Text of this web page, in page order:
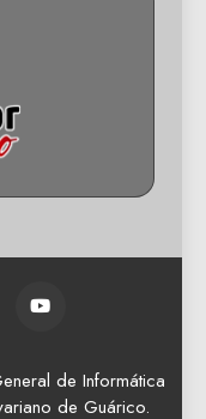
de Informática
de Guárico.